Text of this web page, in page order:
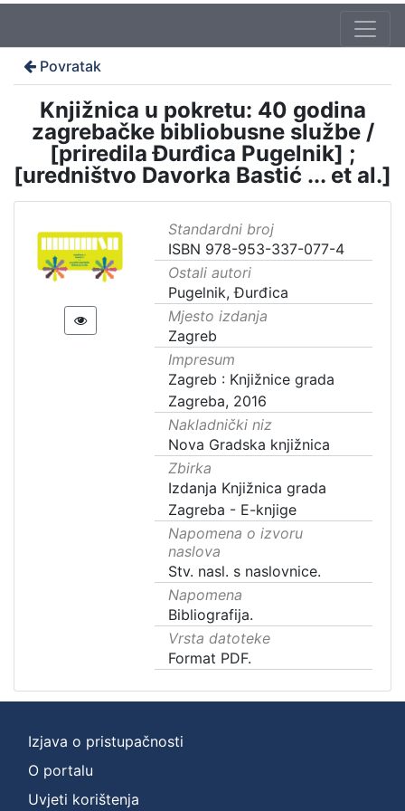
Povratak
Knjižnica u pokretu: 40 godina
zagrebačke bibliobusne službe /
[priredila Đurđica Pugelnik] ;
[uredništvo Davorka Bastić ... et al.]
Standardni broj
ISBN 978-953-337-077-4
Ostali autori
Pugelnik, Đurđica
Mjesto izdanja
Zagreb
Impresum
Zagreb : Knjižnice grada
Zagreba, 2016
Nakladnički niz
Nova Gradska knjižnica
Zbirka
Izdanja Knjižnica grada
Zagreba - E-knjige
Napomena o izvoru
naslova
Stv. nasl. s naslovnice.
Napomena
Bibliografija.
Vrsta datoteke
Format PDF.
Izjava o pristupačnosti
O portalu
Uvjeti korištenja